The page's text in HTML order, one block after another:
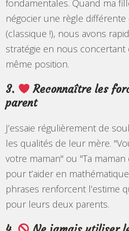
fondamentales. Quand ma
négocier une règle
(classique !), nous avons
stratégie en nous
même position.
3.
Reconnaître les
parent
J’essaie régulièrement de
les qualités de leur mère.
votre maman" ou "Ta
pour t’aider en
phrases renforcent l’estime
pour leurs deux parents.